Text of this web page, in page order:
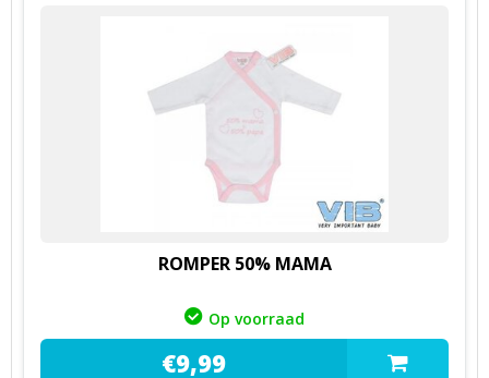
ROMPER 50% MAMA
Op voorraad
€9,99